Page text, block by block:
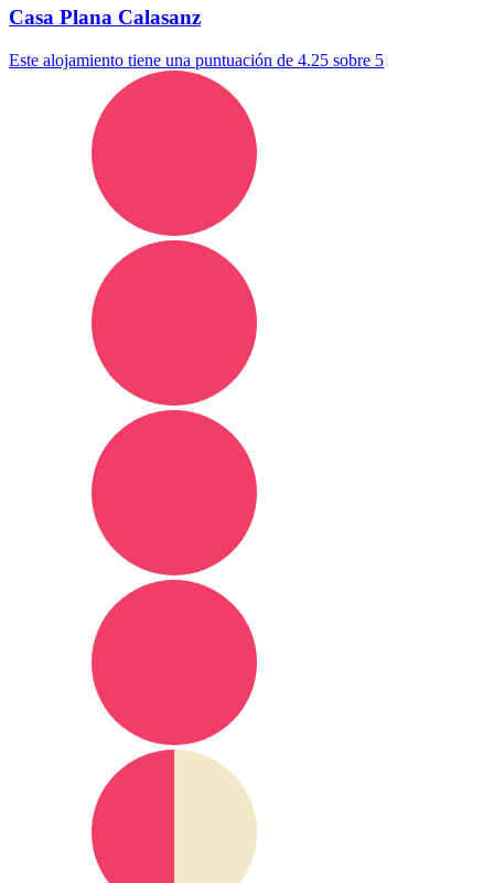
Casa Plana Calasanz
Este alojamiento tiene una puntuación de 4.25 sobre 5